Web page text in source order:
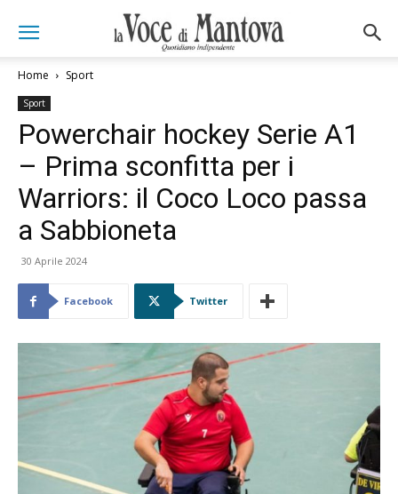
Home Sport
Sport
Powerchair hockey Serie A1
– Prima sconfitta per i
Warriors: il Coco Loco passa
a Sabbioneta
30 Aprile 2024
Facebook Twitter